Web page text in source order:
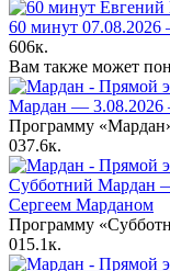
60 минут
606к.
Вам также может
Мардан —
Программу
037.6к.
Субботний Мардан
Сергеем Марданом
Программу
015.1к.